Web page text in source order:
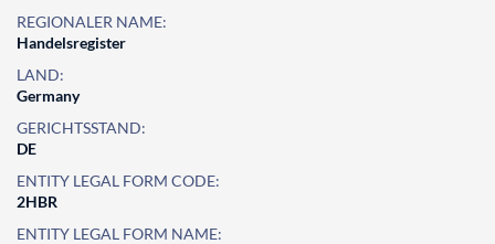
REGIONALER NAME:
Handelsregister
LAND:
Germany
GERICHTSSTAND:
DE
ENTITY LEGAL FORM CODE:
2HBR
ENTITY LEGAL FORM NAME: